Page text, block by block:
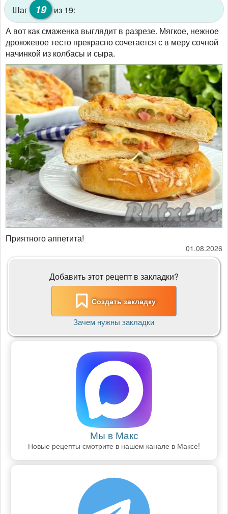
Шаг 19 из 19:
А вот как смаженка выглядит в разрезе. Мягкое, нежное
дрожжевое тесто прекрасно сочетается с в меру сочной
начинкой из колбасы и сыра.
​​​​​​​Приятного аппетита!
01.08.2026
Добавить этот рецепт в закладки?
Создать закладку
Зачем нужны закладки
Мы в Макс
Новые рецепты смотрите в нашем канале в Максе!